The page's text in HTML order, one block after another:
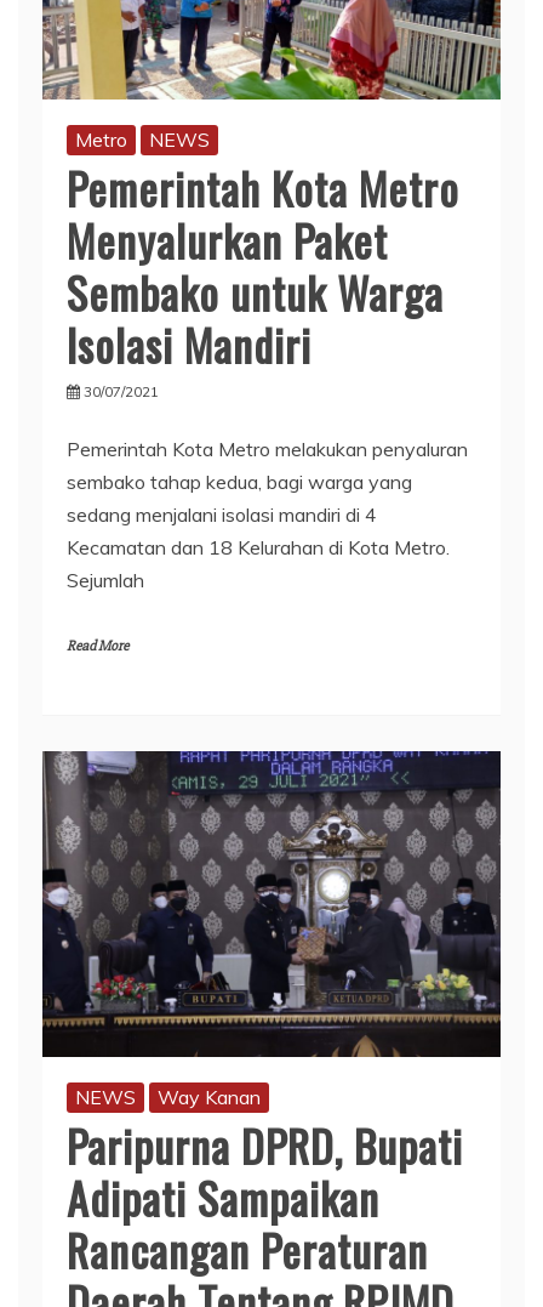
Metro NEWS
Pemerintah Kota Metro
Menyalurkan Paket
Sembako untuk Warga
Isolasi Mandiri
30/07/2021
Pemerintah Kota Metro melakukan penyaluran
sembako tahap kedua, bagi warga yang
sedang menjalani isolasi mandiri di 4
Kecamatan dan 18 Kelurahan di Kota Metro.
Sejumlah
Read More
NEWS Way Kanan
Paripurna DPRD, Bupati
Adipati Sampaikan
Rancangan Peraturan